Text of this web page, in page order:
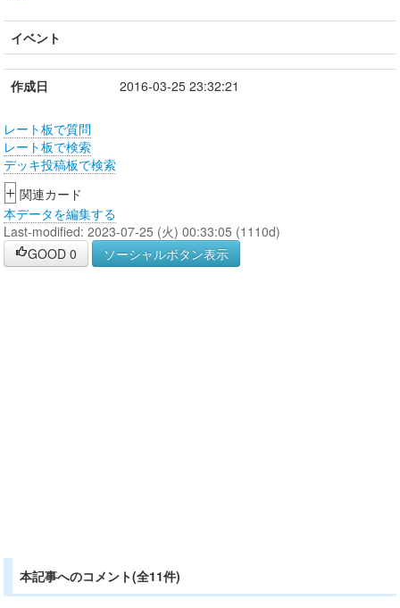
イベント
作成日 2016-03-25 23:32:21
レート板で質問
レート板で検索
デッキ投稿板で検索
+ 関連カード
本データを編集する
Last-modified: 2023-07-25 (火) 00:33:05 (1110d)
GOOD 0 ソーシャルボタン表示
本記事へのコメント(全11件)